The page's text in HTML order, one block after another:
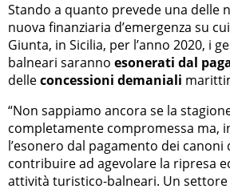
Stando a quanto prevede una delle
nuova finanziaria d’emergenza su
Giunta, in Sicilia, per l’anno 2020, i
balneari saranno esonerati dal
delleconcessioni demaniali
“Non sappiamo ancora se la
completamente compromessa ma,
l’esonero dal pagamento dei
contribuire ad agevolare la ripresa
attività turistico-balneari. Un settore